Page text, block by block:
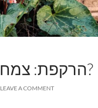
הרקפת: צמח מאגי אולטימטיבי?
LEAVE A COMMENT